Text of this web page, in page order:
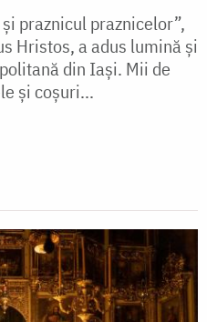
praznicul praznicelor”,
Hristos, a adus lumină și
din Iași. Mii de
și coșuri...